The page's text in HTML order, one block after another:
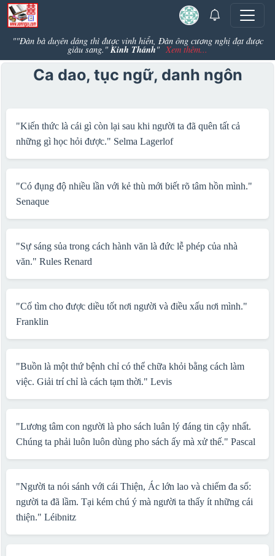
""Đàn bà duyên dáng thì được vinh hiển, Đàn ông cương nghị đạt được
giàu sang."Kinh Thánh" Xem thêm...
Ca dao, tục ngữ, danh ngôn
"Kiến thức là cái gì còn lại sau khi người ta đã quên tất cả
những gì học hỏi được." Selma Lagerlof
"Có đụng độ nhiều lần với kẻ thù mới biết rõ tâm hồn mình."
Senaque
"Sự sáng sủa trong cách hành văn là đức lễ phép của nhà
văn." Rules Renard
"Cố tìm cho được diều tốt nơi người và điều xấu nơi mình."
Franklin
"Buồn là một thứ bệnh chỉ có thể chữa khỏi bằng cách làm
việc. Giải trí chỉ là cách tạm thời." Levis
"Lương tâm con người là pho sách luân lý đáng tin cậy nhất.
Chúng ta phải luôn luôn dùng pho sách ấy mà xử thế." Pascal
"Người ta nói sánh với cái Thiện, Ác lớn lao và chiếm đa số:
người ta đã lầm. Tại kém chú ý mà người ta thấy ít những cái
thiện." Léibnitz